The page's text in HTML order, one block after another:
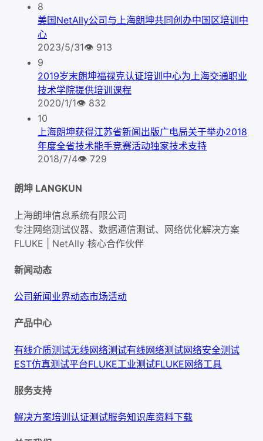
8
美国NetAlly公司与上海朗坤共同创办中国区培训中
心
2023/5/31👁 913
9
2019岁末朗坤福禄克认证培训中心为上海交通职业
技术学院提供培训课程
2020/1/1👁 832
10
上海朗坤获得江苏省新闻出版广电局关于举办2018
年度全省技术能手竞赛活动独家技术支持
2018/7/4👁 729
朗坤 LANGKUN
上海朗坤信息系统有限公司
专注网络测试仪器、数据通信测试、网络优化解决方案
FLUKE | NetAlly 核心合作伙伴
新闻动态
公司新闻业界动态市场活动
产品中心
有线介质测试无线网络测试有线网络测试网络安全测试
EST仿真测试平台FLUKE工业测试FLUKE网络工具
服务支持
解决方案培训认证测试服务知识库资料下载